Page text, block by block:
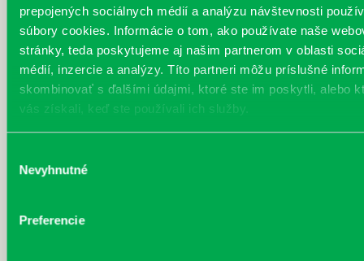
prepojených sociálnych médií a analýzu návštevnosti
súbory cookies. Informácie o tom, ako používate naše
stránky, teda poskytujeme aj našim partnerom v oblasti
médií, inzercie a analýzy. Títo partneri môžu príslušné
skombinovať s ďalšími údajmi, ktoré ste im poskytli, alebo
vás získali, keď ste používali ich služby.
súhlasu
Nevyhnutné
Preferencie